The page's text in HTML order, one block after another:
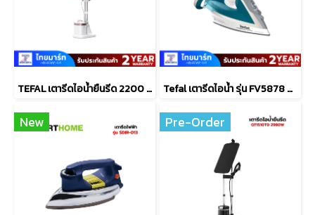
TEFAL เตารีดไอน้ำยืนรีด 2200 W รุ่น QT1811 Tefal เตารีดไอน้ำ รุ่น FV5878 กำลัง 2,800 วัตต์ สีน้ำเงิน
New Pre-Order